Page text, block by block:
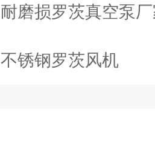
耐磨损罗茨真空泵
不锈钢罗茨风机